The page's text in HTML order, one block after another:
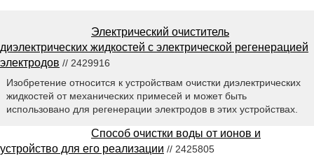
Электрический очиститель
диэлектрических жидкостей с электрической регенерацией
электродов // 2429916
Изобретение относится к устройствам очистки диэлектрических
жидкостей от механических примесей и может быть
использовано для регенерации электродов в этих устройствах.
Способ очистки воды от ионов и
устройство для его реализации // 2425805